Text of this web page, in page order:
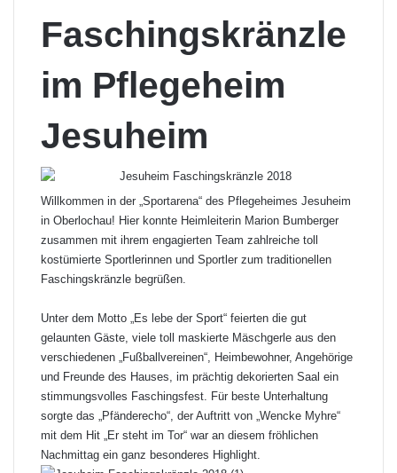
Faschingskränzle
im Pflegeheim
Jesuheim
Willkommen in der „Sportarena“ des Pflegeheimes Jesuheim
in Oberlochau! Hier konnte Heimleiterin Marion Bumberger
zusammen mit ihrem engagierten Team zahlreiche toll
kostümierte Sportlerinnen und Sportler zum traditionellen
Faschingskränzle begrüßen.
Unter dem Motto „Es lebe der Sport“ feierten die gut
gelaunten Gäste, viele toll maskierte Mäschgerle aus den
verschiedenen „Fußballvereinen“, Heimbewohner, Angehörige
und Freunde des Hauses, im prächtig dekorierten Saal ein
stimmungsvolles Faschingsfest. Für beste Unterhaltung
sorgte das „Pfänderecho“, der Auftritt von „Wencke Myhre“
mit dem Hit „Er steht im Tor“ war an diesem fröhlichen
Nachmittag ein ganz besonderes Highlight.